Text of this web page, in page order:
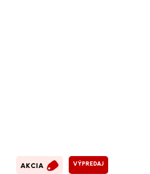
AKCIA VÝPREDAJ